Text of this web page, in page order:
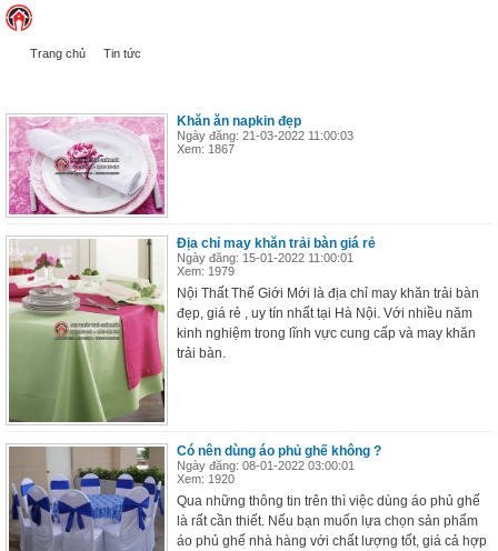
Trang chủ Tin tức
Khăn ăn napkin đẹp
Ngày đăng: 21-03-2022 11:00:03
Xem: 1867
Địa chỉ may khăn trải bàn giá rẻ
Ngày đăng: 15-01-2022 11:00:01
Xem: 1979
Nội Thất Thế Giới Mới là địa chỉ may khăn trải bàn
đẹp, giá rẻ , uy tín nhất tại Hà Nội. Với nhiều năm
kinh nghiệm trong lĩnh vực cung cấp và may khăn
trải bàn.
Có nên dùng áo phủ ghế không ?
Ngày đăng: 08-01-2022 03:00:01
Xem: 1920
Qua những thông tin trên thì việc dùng áo phủ ghế
là rất cần thiết. Nếu bạn muốn lựa chọn sản phẩm
áo phủ ghế nhà hàng với chất lượng tốt, giá cả hợp